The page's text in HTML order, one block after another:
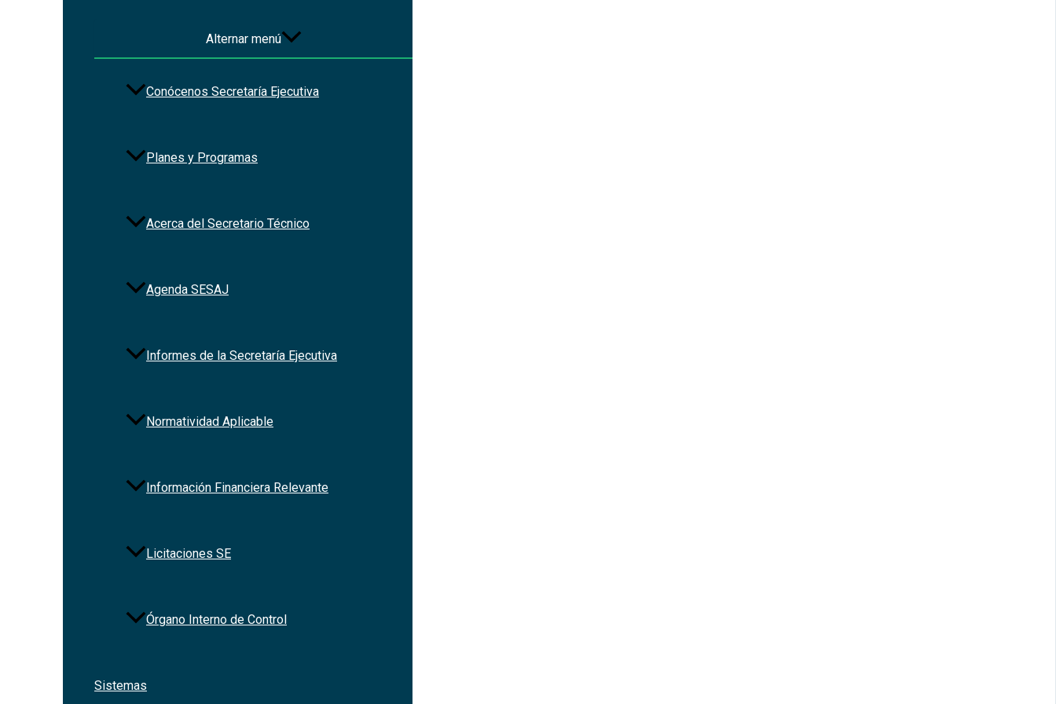
Alternar menú
Conócenos Secretaría Ejecutiva
Planes y Programas
Acerca del Secretario Técnico
Agenda SESAJ
Informes de la Secretaría Ejecutiva
Normatividad Aplicable
Información Financiera Relevante
Licitaciones SE
Órgano Interno de Control
Sistemas